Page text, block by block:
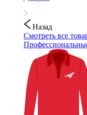
Назад
Смотреть все